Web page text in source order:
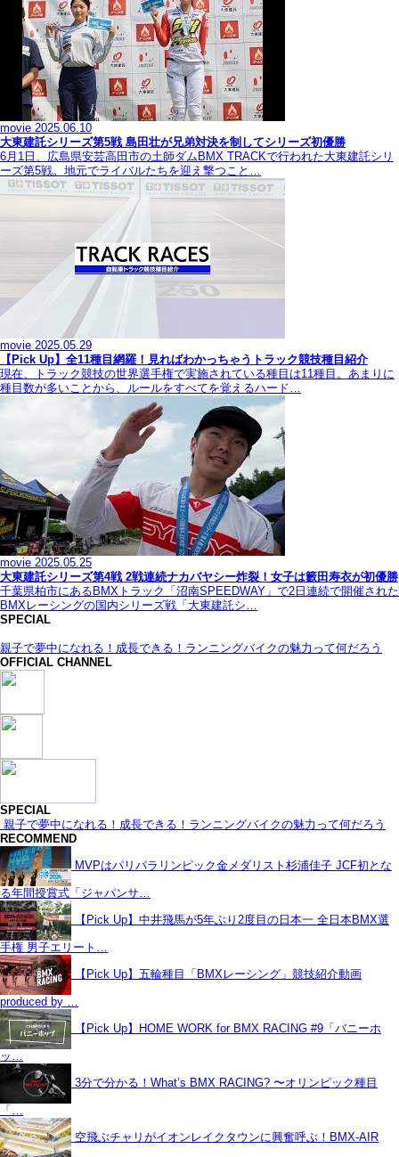
movie 2025.06.10
大東建託シリーズ第5戦 島田壮が兄弟対決を制してシリーズ初優勝
6月1日、広島県安芸高田市の土師ダムBMX TRACKで行われた大東建託シリ
ーズ第5戦。地元でライバルたちを迎え撃つこと…
movie 2025.05.29
【Pick Up】全11種目網羅！見ればわかっちゃうトラック競技種目紹介
現在、トラック競技の世界選手権で実施されている種目は11種目。あまりに
種目数が多いことから、ルールをすべてを覚えるハード…
movie 2025.05.25
大東建託シリーズ第4戦 2戦連続ナカバヤシー炸裂！女子は籔田寿衣が初優勝
千葉県柏市にあるBMXトラック「沼南SPEEDWAY」で2日連続で開催された
BMXレーシングの国内シリーズ戦「大東建託シ…
SPECIAL
親子で夢中になれる！成長できる！ランニングバイクの魅力って何だろう
OFFICIAL CHANNEL
SPECIAL
親子で夢中になれる！成長できる！ランニングバイクの魅力って何だろう
RECOMMEND
MVPはパリパラリンピック金メダリスト杉浦佳子 JCF初とな
る年間授賞式「ジャパンサ…
【Pick Up】中井飛馬が5年ぶり2度目の日本一 全日本BMX選
手権 男子エリート…
【Pick Up】五輪種目「BMXレーシング」競技紹介動画
produced by …
【Pick Up】HOME WORK for BMX RACING #9「バニーホ
ッ…
3分で分かる！What’s BMX RACING? 〜オリンピック種目
「…
空飛ぶチャリがイオンレイクタウンに興奮呼ぶ！BMX-AIR